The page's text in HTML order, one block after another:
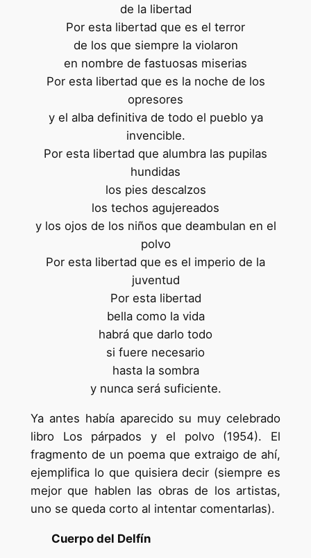
de la libertad
Por esta libertad que es el terror
de los que siempre la violaron
en nombre de fastuosas miserias
Por esta libertad que es la noche de los
opresores
y el alba definitiva de todo el pueblo ya
invencible.
Por esta libertad que alumbra las pupilas
hundidas
los pies descalzos
los techos agujereados
y los ojos de los niños que deambulan en el
polvo
Por esta libertad que es el imperio de la
juventud
Por esta libertad
bella como la vida
habrá que darlo todo
si fuere necesario
hasta la sombra
y nunca será suficiente.
Ya antes había aparecido su muy celebrado
libro Los párpados y el polvo (1954). El
fragmento de un poema que extraigo de ahí,
ejemplifica lo que quisiera decir (siempre es
mejor que hablen las obras de los artistas,
uno se queda corto al intentar comentarlas).
Cuerpo del Delfín